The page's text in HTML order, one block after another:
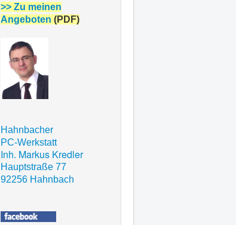
>> Zu meinen
Angeboten (PDF)
Hahnbacher
PC-Werkstatt
Inh. Markus Kredler
Hauptstraße 77
92256 Hahnbach